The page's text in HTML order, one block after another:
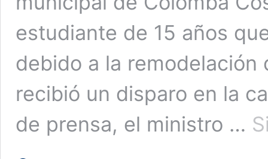
estudiante de 15 años
debido a la
recibió un disparo en la
de prensa, el ministro …